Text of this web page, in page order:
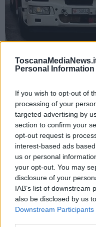
Personal Information
If you wish to opt-out of
processing of your
targeted advertising by
section to confirm your
opt-out request is
interest-based ads
us or personal
your opt-out. You may
disclosure of your
IAB’s list of downstream
also be disclosed by us
Downstream Participants
Il conducente del veicolo
affidato al personale
polizia municipale
CASCIANA TERME LARI
incidente stradale: avrebbe
nel fossato al margine
pomeriggio di ieri, venerdì
Livornese, nella zona
di Casciana Terme Lari.
I vigili del fuoco intervenuti
dall'abitacolo affidandolo al
anche gli agenti della